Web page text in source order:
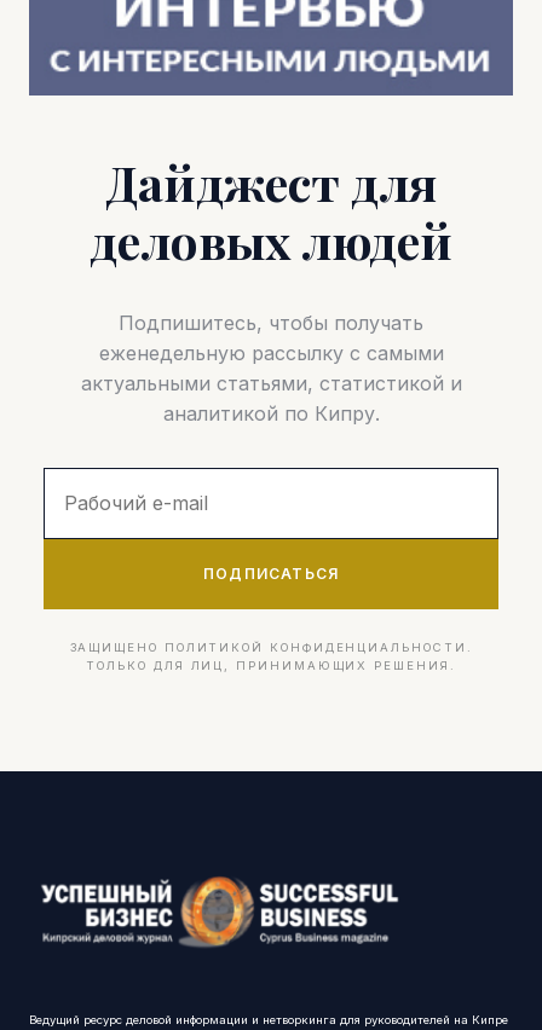
Дайджест для
деловых людей
Подпишитесь, чтобы получать
еженедельную рассылку с самыми
актуальными статьями, статистикой и
аналитикой по Кипру.
ПОДПИСАТЬСЯ
ЗАЩИЩЕНО ПОЛИТИКОЙ КОНФИДЕНЦИАЛЬНОСТИ.
ТОЛЬКО ДЛЯ ЛИЦ, ПРИНИМАЮЩИХ РЕШЕНИЯ.
Ведущий ресурс деловой информации и нетворкинга для руководителей на Кипре